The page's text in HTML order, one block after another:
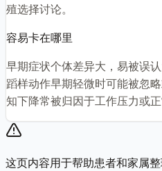
殖选择讨论。
容易卡在哪里
早期症状个体差异大，易被误
蹈样动作早期轻微时可能被忽
知下降常被归因于工作压力或正
这页内容用于帮助患者和家属